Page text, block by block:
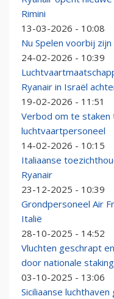
Rimini
13-03-2026 - 10:08
Nu Spelen voorbij
24-02-2026 - 10:39
Ryanair in Israël
19-02-2026 - 11:51
Verbod om te staken
luchtvaartpersoneel
14-02-2026 - 10:15
Italiaanse
Ryanair
23-12-2025 - 10:39
Grondpersoneel Air
Italië
28-10-2025 - 14:52
Vluchten geschrapt
door nationale
03-10-2025 - 13:06
Siciliaanse